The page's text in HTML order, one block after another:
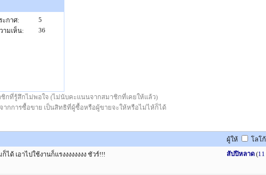
ะกาศ:
5
ามเห็น:
36
ชิกที่รู้สึกไม่พอใจ (ไม่นับคะแนนจากสมาชิกที่เคยให้แล้ว)
จากการซื้อขาย เป็นสิทธิที่ผู้ซื้อหรือผู้ขายจะให้หรือไม่ไห้ก็ได้
ผู้ให้ โลโก้
ด้ เอาไปใช้งานก็แรงงงงงงงง ชัวร์!!!
สัปปิหลาด (11